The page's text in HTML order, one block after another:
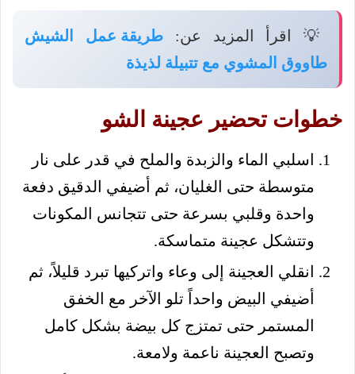
💡 اقرأ المزيد عن:طريقة عمل الشيش
طاووق المشوي مع تتبيلة لذيذة
خطوات تحضير عجينة الشو
اسلبي الماء والزبدة والملح في قدر على نار
متوسطة حتى الغليان، ثم أضيفي الدقيق دفعة
واحدة وقلبي بسرعة حتى تتجانس المكونات
وتتشكل عجينة متماسكة.
انقلي العجينة إلى وعاء واتركيها تبرد قليلاً، ثم
أضيفي البيض واحداً تلو الآخر مع الخفق
المستمر حتى تمتزج كل بيضة بشكل كامل
وتصبح العجينة ناعمة ولامعة.